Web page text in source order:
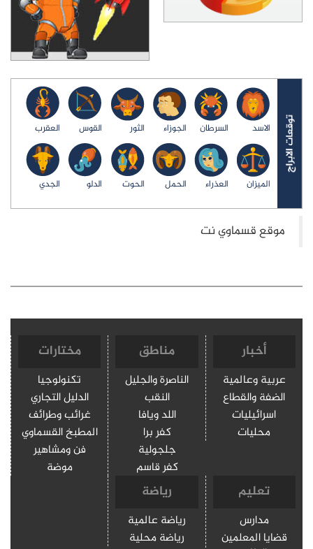
الاسد السرطان الجوزاء الثور القوس العقرب
الميزان العذراء الحمل الحوت الدلو الجدي
أخبار
عربية وعالمية
الضفة والقطاع
اسرائيليات
محليات
مناطق
الناصرة والجليل
النقب
اللد ويافا
كفر برا
جلجولية
كفر قاسم
مختارات
تكنولوجيا
الدليل التجاري
غرائب وطرائف
المطبخ القسماوي
فن ومشاهير
موضة
تعليم
مدارس
قضايا المعلمين
رياضة
رياضة عالمية
رياضة محلية